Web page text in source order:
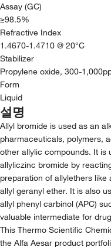
Assay (GC)
≥98.5%
Refractive Index
1.4670-1.4710 @ 20°C
Stabilizer
Propylene oxide, 300-
Form
Liquid
설명
Allyl bromide is used as an
pharmaceuticals, polymers,
other allylic compounds. It is
allyliczinc bromide by
preparation of allylethers
allyl geranyl ether. It is also
allyl phenyl carbinol (APC)
valuable intermediate for
This Thermo Scientific
the Alfa Aesar product